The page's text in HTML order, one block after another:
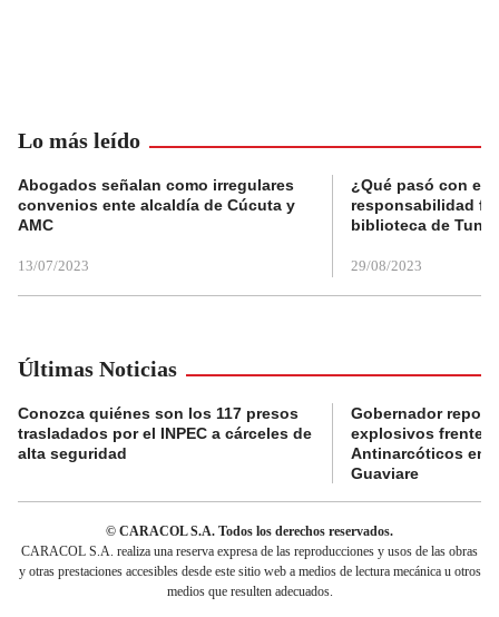
Lo más leído
Abogados señalan como irregulares
convenios ente alcaldía de Cúcuta y
AMC
13/07/2023
¿Qué pasó con el
responsabilidad
biblioteca de
29/08/2023
Últimas Noticias
Conozca quiénes son los 117 presos
trasladados por el INPEC a cárceles de
alta seguridad
Gobernador
explosivos frente a
Antinarcóticos en
Guaviare
© CARACOL S.A. Todos los derechos reservados.
CARACOL S.A. realiza una reserva expresa de las reproducciones y usos de las obras
y otras prestaciones accesibles desde este sitio web a medios de lectura mecánica u otros
medios que resulten adecuados.